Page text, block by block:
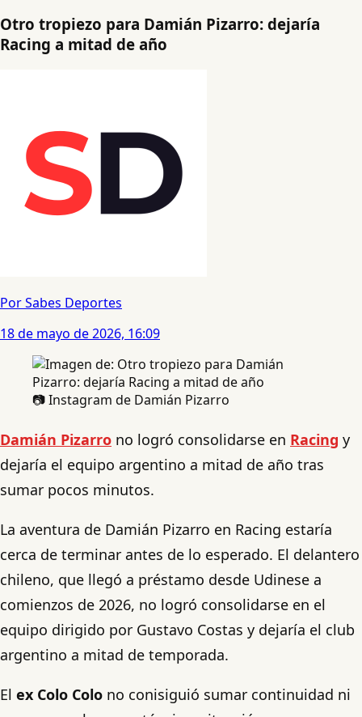
Otro tropiezo para Damián Pizarro: dejaría
Racing a mitad de año
Por Sabes Deportes
18 de mayo de 2026, 16:09
📷 Instagram de Damián Pizarro
Damián Pizarro no logró consolidarse en Racing y
dejaría el equipo argentino a mitad de año tras
sumar pocos minutos.
La aventura de Damián Pizarro en Racing estaría
cerca de terminar antes de lo esperado. El delantero
chileno, que llegó a préstamo desde Udinese a
comienzos de 2026, no logró consolidarse en el
equipo dirigido por Gustavo Costas y dejaría el club
argentino a mitad de temporada.
El ex Colo Colo no conisiguió sumar continuidad ni